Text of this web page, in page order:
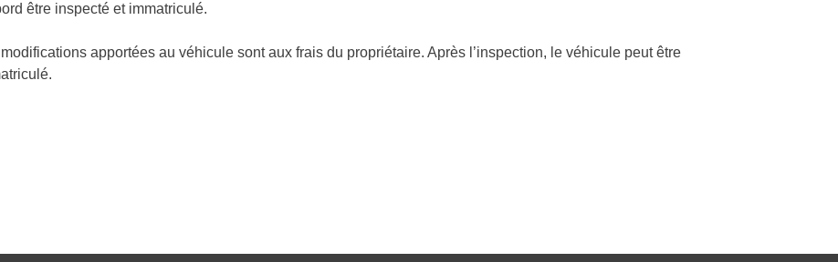
être inspecté et immatriculé.
modifications apportées au véhicule sont aux frais du propriétaire. Après l’inspection, le véhicule peut être